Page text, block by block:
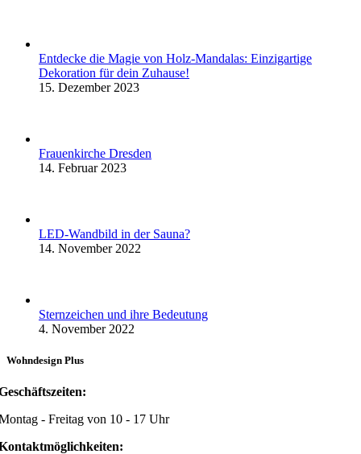
Entdecke die Magie von Holz-Mandalas: Einzigartige
Dekoration für dein Zuhause!
15. Dezember 2023
Frauenkirche Dresden
14. Februar 2023
LED-Wandbild in der Sauna?
14. November 2022
Sternzeichen und ihre Bedeutung
4. November 2022
Wohndesign Plus
- Freitag von 10 - 17 Uhr